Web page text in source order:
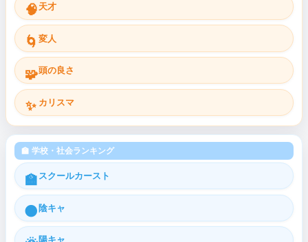
🧠 天才
🌀 変人
🧩頭の良さ
✨ カリスマ
🏫 学校・社会ランキング
🏫 スクールカースト
🌑陰キャ
陽キャ